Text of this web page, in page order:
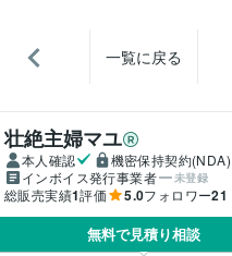
一覧に戻る
壮絶主婦マユ
本人確認
機密保持契約(NDA)
インボイス発行事業者
未登録
総販売実績1評価 5.0フォロワー21
無料で見積り相談